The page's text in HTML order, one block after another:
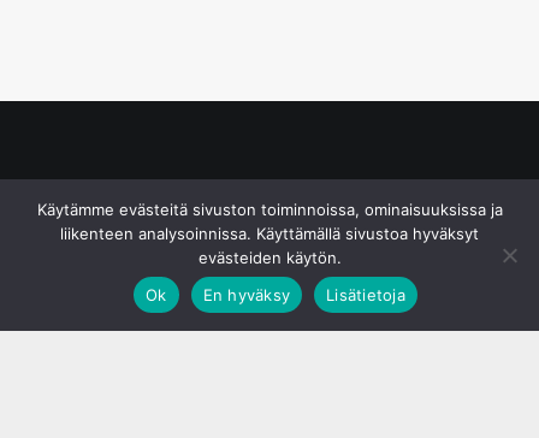
Käytämme evästeitä sivuston toiminnoissa, ominaisuuksissa ja
liikenteen analysoinnissa. Käyttämällä sivustoa hyväksyt
evästeiden käytön.
Ok
En hyväksy Lisätietoja